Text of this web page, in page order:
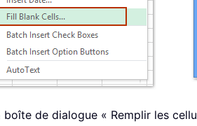
boîte de dialogue « Remplir les